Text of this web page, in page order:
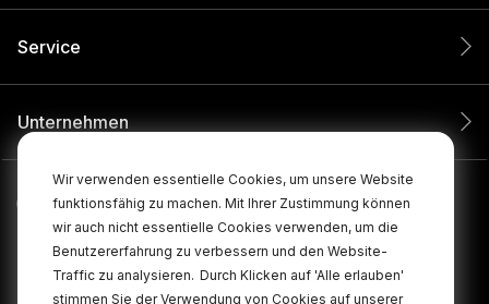
Wir verwenden essentielle Cookies, um unsere Website
funktionsfähig zu machen. Mit Ihrer Zustimmung können
wir auch nicht essentielle Cookies verwenden, um die
Benutzererfahrung zu verbessern und den Website-
Traffic zu analysieren. Durch Klicken auf 'Alle erlauben'
stimmen Sie der Verwendung von Cookies auf unserer
Service
Unternehmen